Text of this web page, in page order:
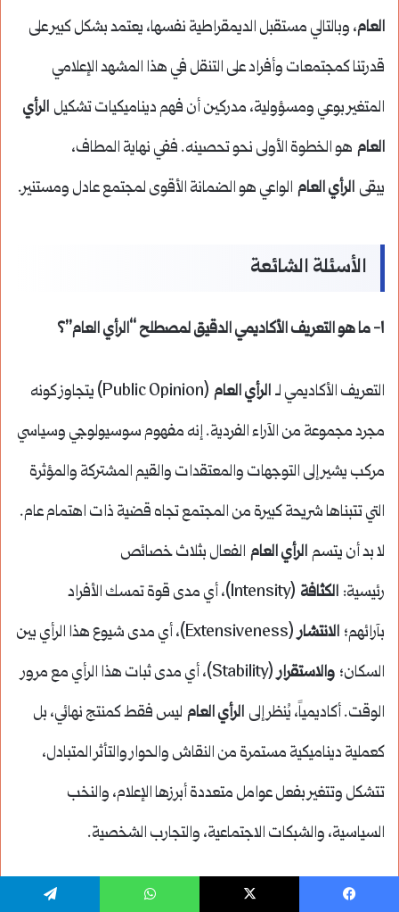
العام، وبالتالي مستقبل الديمقراطية نفسها، يعتمد بشكل كبير على
قدرتنا كمجتمعات وأفراد على التنقل في هذا المشهد الإعلامي
المتغير بوعي ومسؤولية، مدركين أن فهم ديناميكيات تشكيل الرأي
العام هو الخطوة الأولى نحو تحصينه. ففي نهاية المطاف،
يبقى الرأي العام الواعي هو الضمانة الأقوى لمجتمع عادل ومستنير.
الأسئلة الشائعة
١- ما هو التعريف الأكاديمي الدقيق لمصطلح “الرأي العام”؟
التعريف الأكاديمي لـ الرأي العام
(Public Opinion) يتجاوز كونه
مجرد مجموعة من الآراء الفردية. إنه مفهوم سوسيولوجي وسياسي
مركب يشير إلى التوجهات والمعتقدات والقيم المشتركة والمؤثرة
التي تتبناها شريحة كبيرة من المجتمع تجاه قضية ذات اهتمام عام.
لا بد أن يتسم الرأي العام الفعال بثلاث خصائص
رئيسية: الكثافة
(Intensity)، أي مدى قوة تمسك الأفراد
بآرائهم؛ الانتشار
(Extensiveness)، أي مدى شيوع هذا الرأي بين
السكان؛ والاستقرار
(Stability)، أي مدى ثبات هذا الرأي مع مرور
الوقت. أكاديمياً، يُنظر إلى الرأي العام ليس فقط كمنتج نهائي، بل
كعملية ديناميكية مستمرة من النقاش والحوار والتأثر المتبادل،
تتشكل وتتغير بفعل عوامل متعددة أبرزها الإعلام، والنخب
السياسية، والشبكات الاجتماعية، والتجارب الشخصية.
٢- لماذا يُطلق على الإعلام لقب “السلطة الرابعة”، وما هي وظيفته